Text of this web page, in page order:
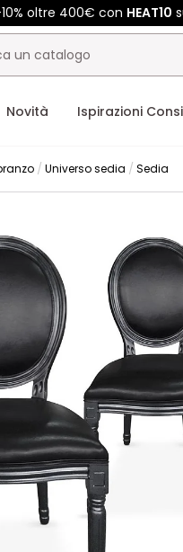
oltre 400€ con HEAT10
Novità Ispirazioni
Universo sedia Sedia